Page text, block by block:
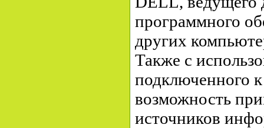
программного
других
Также с
подключенного
возможность
источников